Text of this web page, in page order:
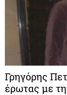
Γρηγόρης
έρωτας με